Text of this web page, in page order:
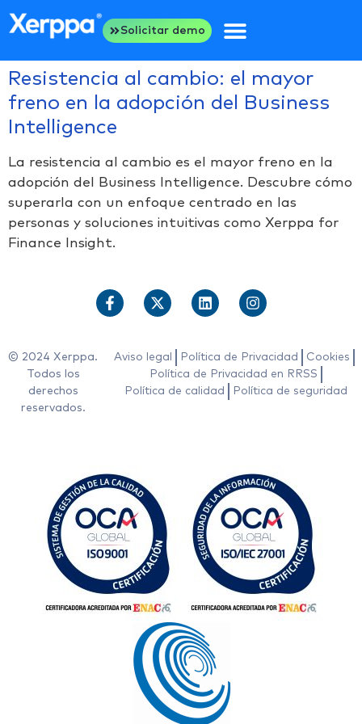
Solicitar demo
Resistencia al cambio: el mayor
freno en la adopción del Business
Intelligence
La resistencia al cambio es el mayor freno en la
adopción del Business Intelligence. Descubre cómo
superarla con un enfoque centrado en las
personas y soluciones intuitivas como Xerppa for
Finance Insight.
© 2024 Xerppa.
Todos los
derechos
reservados.
Aviso legal Política de Privacidad
Cookies
Política de Privacidad en RRSS
Política de calidad
Política de seguridad